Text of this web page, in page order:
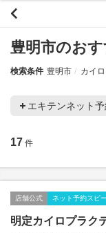
豊明市のお
検索条件 豊明市 カイ
エキテンネット予
17 件
店舗公式 ネット予約スピ
明定カイロプラク